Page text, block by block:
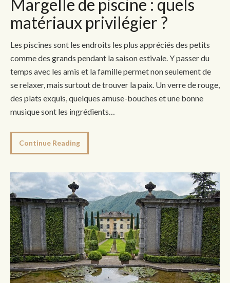
Margelle de piscine : quels
matériaux privilégier ?
Les piscines sont les endroits les plus appréciés des petits
comme des grands pendant la saison estivale. Y passer du
temps avec les amis et la famille permet non seulement de
se relaxer, mais surtout de trouver la paix. Un verre de rouge,
des plats exquis, quelques amuse-bouches et une bonne
musique sont les ingrédients…
Continue Reading